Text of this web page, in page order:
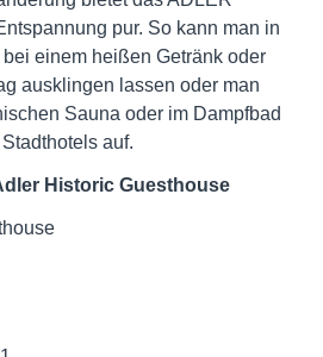
pur. So kann man in
einem heißen Getränk oder
ausklingen lassen oder man
Sauna oder im Dampfbad
auf.
Historic Guesthouse